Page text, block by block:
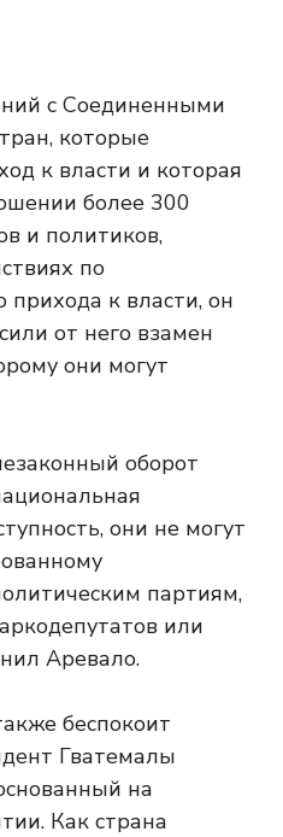
с Соединенными
которые
к власти и которая
более 300
и политиков,
по
к власти, он
от него взамен
они могут
оборот
они не могут
партиям,
или
Аревало.
беспокоит
Гватемалы
на
Как страна